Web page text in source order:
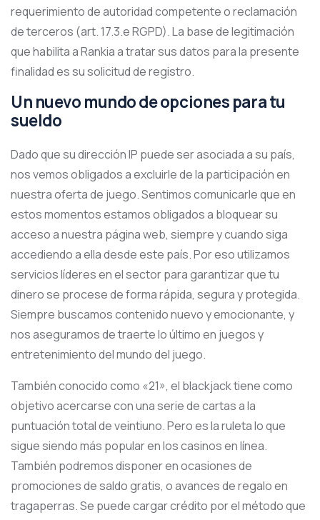
requerimiento de autoridad competente o reclamación
de terceros (art. 17.3.e RGPD). La base de legitimación
que habilita a Rankia a tratar sus datos para la presente
finalidad es su solicitud de registro.
Un nuevo mundo de opciones para tu
sueldo
Dado que su dirección IP puede ser asociada a su país,
nos vemos obligados a excluirle de la participación en
nuestra oferta de juego. Sentimos comunicarle que en
estos momentos estamos obligados a bloquear su
acceso a nuestra página web, siempre y cuando siga
accediendo a ella desde este país. Por eso utilizamos
servicios líderes en el sector para garantizar que tu
dinero se procese de forma rápida, segura y protegida.
Siempre buscamos contenido nuevo y emocionante, y
nos aseguramos de traerte lo último en juegos y
entretenimiento del mundo del juego.
También conocido como «21», el blackjack tiene como
objetivo acercarse con una serie de cartas a la
puntuación total de veintiuno. Pero es la ruleta lo que
sigue siendo más popular en los casinos en línea.
También podremos disponer en ocasiones de
promociones de saldo gratis, o avances de regalo en
tragaperras. Se puede cargar crédito por el método que